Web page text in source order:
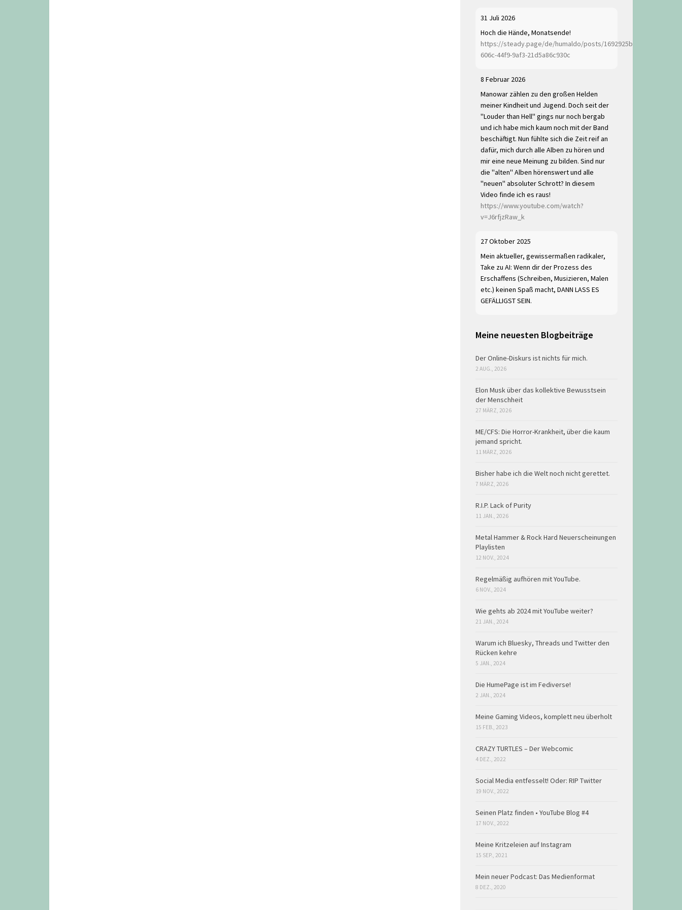
31 Juli 2026
Hoch die Hände, Monatsende!
https://steady.page/de/humaldo/posts/1692925b-
606c-44f9-9af3-21d5a86c930c
8 Februar 2026
Manowar zählen zu den großen Helden
meiner Kindheit und Jugend. Doch seit der
"Louder than Hell" gings nur noch bergab
und ich habe mich kaum noch mit der Band
beschäftigt. Nun fühlte sich die Zeit reif an
dafür, mich durch alle Alben zu hören und
mir eine neue Meinung zu bilden. Sind nur
die "alten" Alben hörenswert und alle
"neuen" absoluter Schrott? In diesem
Video finde ich es raus!
https://www.youtube.com/watch?
v=J6rfjzRaw_k
27 Oktober 2025
Mein aktueller, gewissermaßen radikaler,
Take zu AI: Wenn dir der Prozess des
Erschaffens (Schreiben, Musizieren, Malen
etc.) keinen Spaß macht, DANN LASS ES
GEFÄLLIGST SEIN.
Meine neuesten Blogbeiträge
Der Online-Diskurs ist nichts für mich.
2 AUG., 2026
Elon Musk über das kollektive Bewusstsein
der Menschheit
27 MÄRZ, 2026
ME/CFS: Die Horror-Krankheit, über die kaum
jemand spricht.
11 MÄRZ, 2026
Bisher habe ich die Welt noch nicht gerettet.
7 MÄRZ, 2026
R.I.P. Lack of Purity
11 JAN., 2026
Metal Hammer & Rock Hard Neuerscheinungen
Playlisten
12 NOV., 2024
Regelmäßig aufhören mit YouTube.
6 NOV., 2024
Wie gehts ab 2024 mit YouTube weiter?
21 JAN., 2024
Warum ich Bluesky, Threads und Twitter den
Rücken kehre
5 JAN., 2024
Die HumePage ist im Fediverse!
2 JAN., 2024
Meine Gaming Videos, komplett neu überholt
15 FEB., 2023
CRAZY TURTLES – Der Webcomic
4 DEZ., 2022
Social Media entfesselt! Oder: RIP Twitter
19 NOV., 2022
Seinen Platz finden • YouTube Blog #4
17 NOV., 2022
Meine Kritzeleien auf Instagram
15 SEP., 2021
Mein neuer Podcast: Das Medienformat
8 DEZ., 2020